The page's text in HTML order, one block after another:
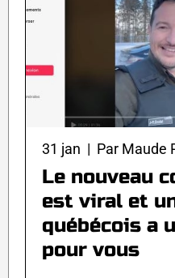
31 jan | Par Maude
Le nouveau
est viral et
québécois a
pour vous